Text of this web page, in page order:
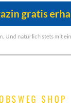
Und natürlich stets mit
SHOP